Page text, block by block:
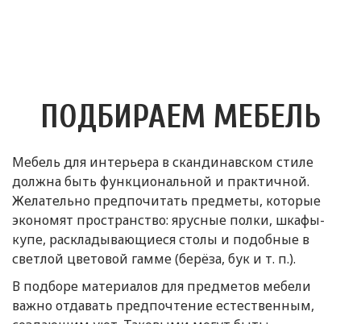
ПОДБИРАЕМ МЕБЕЛЬ
Мебель для интерьера в скандинавском стиле
должна быть функциональной и практичной.
Желательно предпочитать предметы, которые
экономят пространство: ярусные полки, шкафы-
купе, раскладывающиеся столы и подобные в
светлой цветовой гамме (берёза, бук и т. п.).
В подборе материалов для предметов мебели
важно отдавать предпочтение естественным,